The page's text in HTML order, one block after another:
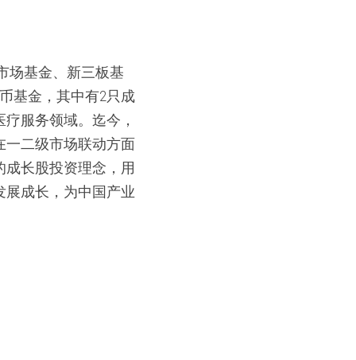
场基金、新三板基
基金，其中有2只成
服务领域。迄今，
一二级市场联动方面
长股投资理念，用
成长，为中国产业